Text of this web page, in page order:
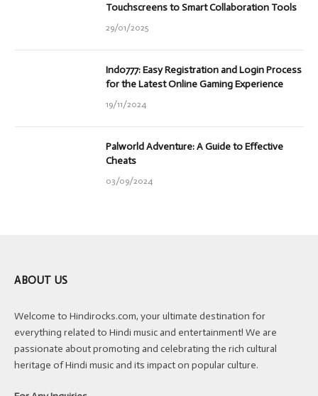
Touchscreens to Smart Collaboration Tools
29/01/2025
Indo777: Easy Registration and Login Process
for the Latest Online Gaming Experience
19/11/2024
Palworld Adventure: A Guide to Effective
Cheats
03/09/2024
ABOUT US
Welcome to Hindirocks.com, your ultimate destination for
everything related to Hindi music and entertainment! We are
passionate about promoting and celebrating the rich cultural
heritage of Hindi music and its impact on popular culture.